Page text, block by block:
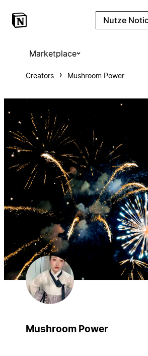
Nutze
Marketplace
Creators Mushroom Power
Mushroom Power